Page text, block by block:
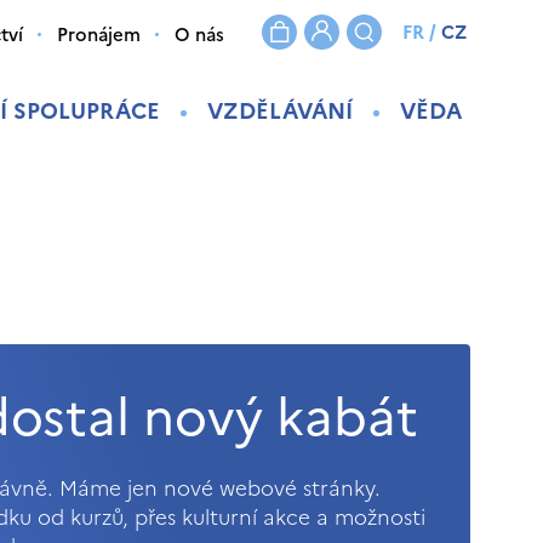
SPOLUPRÁCE VZDĚLÁVÁNÍ VĚDA
Pronájem O nás FR/CZ
nový kabát
Máme jen nové webové stránky.
od kurzů, přes kulturní akce a možnosti